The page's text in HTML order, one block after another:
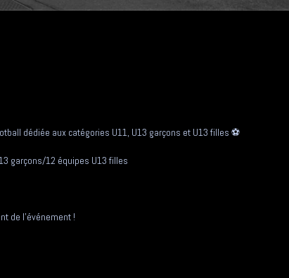
dédiée aux catégories U11, U13 garçons et U13 filles ⚽
garçons/12 équipes U13 filles
de l’événement !